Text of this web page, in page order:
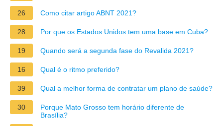
26 Como citar artigo ABNT 2021?
28 Por que os Estados Unidos tem uma base em Cuba?
19 Quando será a segunda fase do Revalida 2021?
16 Qual é o ritmo preferido?
39 Qual a melhor forma de contratar um plano de saúde?
30
Porque Mato Grosso tem horário diferente de
Brasília?